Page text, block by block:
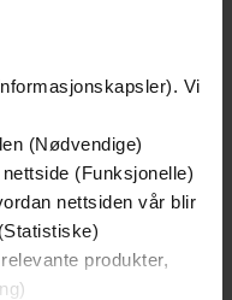
Vi
(Nødvendige)
(Funksjonelle)
nettsiden vår blir
produkter,
349,-
Utskudd
Jørn Lier Horst
EBOK